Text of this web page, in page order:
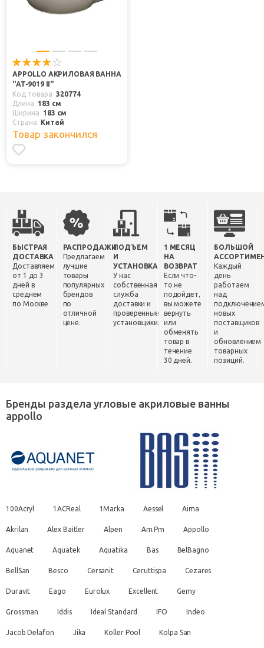
APPOLLO АКРИЛОВАЯ ВАННА
"AT-9019 II"
Код товара 320774
Длина
183 см
Ширина
183 см
Страна
Китай
Товар закончился
БЫСТРАЯ
ДОСТАВКА
Доставляем
от 1 до 3
дней в
среднем
по Москве
РАСПРОДАЖИ
Предлагаем
лучшие
товары
популярных
брендов
по
отличной
цене.
ПОДЪЕМ
И
УСТАНОВКА
У нас
собственная
служба
доставки и
проверенные
установщики.
1 МЕСЯЦ
НА
ВОЗВРАТ
Если что-
то не
подойдет,
вы можете
вернуть
или
обменять
товар в
течение
30 дней.
БОЛЬШОЙ
Каждый
день
работаем
над
новых
поставщиков
и
обновлением
товарных
позиций.
Бренды раздела угловые акриловые ванны
appollo
100Acryl 1ACReal 1Marka Aessel Aima
Akrilan Alex Baitler Alpen Am.Pm Appollo
Aquanet Aquatek Aquatika Bas BelBagno
BellSan Besco Cersanit Ceruttispa Cezares
Duravit Eago Eurolux Excellent Gemy
Grossman Iddis Ideal Standard IFO Indeo
Jacob Delafon Jika Koller Pool Kolpa San